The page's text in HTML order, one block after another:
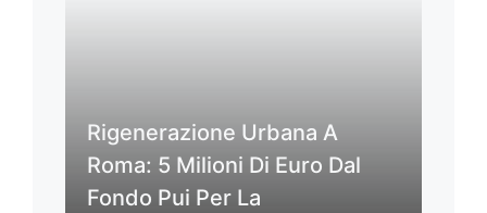
Rigenerazione Urbana A
Roma: 5 Milioni Di Euro Dal
Fondo Pui Per La